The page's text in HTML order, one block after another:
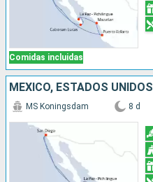
Comidas incluidas
MÉXICO, ESTADOS UNIDOS
MS Koningsdam 8 d